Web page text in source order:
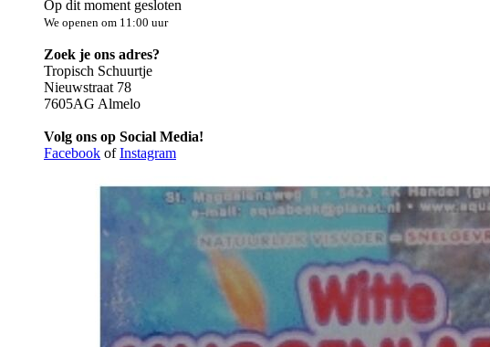
Op dit moment gesloten
We openen om 11:00 uur
Zoek je ons adres?
Tropisch Schuurtje
Nieuwstraat 78
7605AG Almelo
Volg ons op Social Media!
Facebook ofInstagram